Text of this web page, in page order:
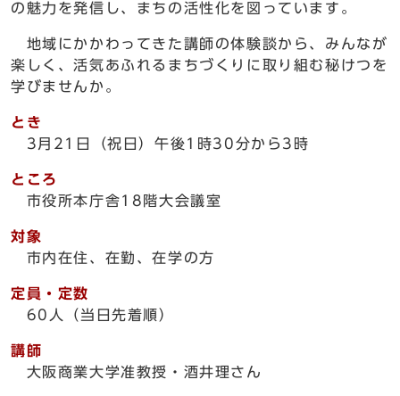
の魅力を発信し、まちの活性化を図っています。
地域にかかわってきた講師の体験談から、みんなが
楽しく、活気あふれるまちづくりに取り組む秘けつを
学びませんか。
とき
3月21日（祝日）午後1時30分から3時
ところ
市役所本庁舎18階大会議室
対象
市内在住、在勤、在学の方
定員・定数
60人（当日先着順）
講師
大阪商業大学准教授・酒井理さん